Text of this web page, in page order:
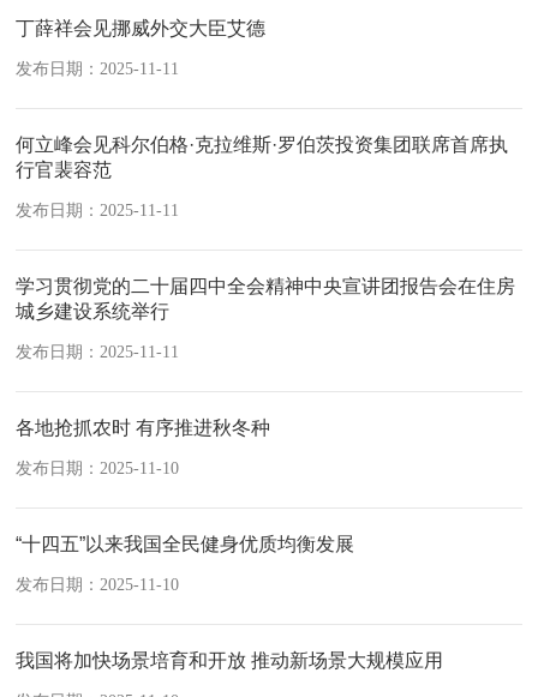
丁薛祥会见挪威外交大臣艾德
发布日期：2025-11-11
何立峰会见科尔伯格·克拉维斯·罗伯茨投资集团联席首席执
行官裴容范
发布日期：2025-11-11
学习贯彻党的二十届四中全会精神中央宣讲团报告会在住房
城乡建设系统举行
发布日期：2025-11-11
各地抢抓农时 有序推进秋冬种
发布日期：2025-11-10
“十四五”以来我国全民健身优质均衡发展
发布日期：2025-11-10
我国将加快场景培育和开放 推动新场景大规模应用